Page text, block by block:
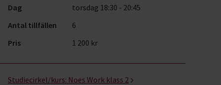
Dag
torsdag 18:30 - 20:45
Antal tillfällen
6
Pris
1 200 kr
Studiecirkel/kurs: Noes Work klass 2